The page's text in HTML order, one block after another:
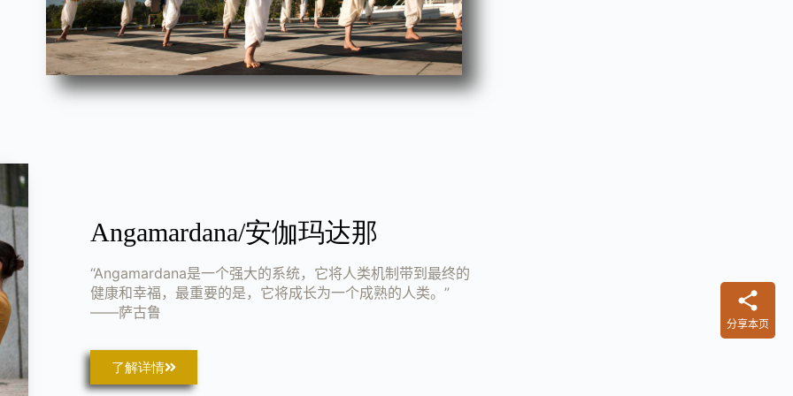
Angamardana/安伽玛达那
“Angamardana是一个强大的系统，它将人类机制带到最终的
健康和幸福，最重要的是，它将成长为一个成熟的人类。”
——萨古鲁
了解详情
分享本页